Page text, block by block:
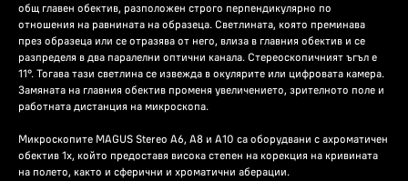
общ главен обектив, разположен строго перпендикулярно по
отношения на равнината на образеца. Светлината, която преминава
през образеца или се отразява от него, влиза в главния обектив и се
разпределя в два паралелни оптични канала. Стереоскопичният ъгъл е
11°. Тогава тази светлина се извежда в окулярите или цифровата камера.
Замяната на главния обектив променя увеличението, зрителното поле и
работната дистанция на микроскопа.
Микроскопите MAGUS Stereo A6, А8 и А10 са оборудвани с ахроматичен
обектив 1x, който предоставя висока степен на корекция на кривината
на полето, както и сферични и хроматични аберации.